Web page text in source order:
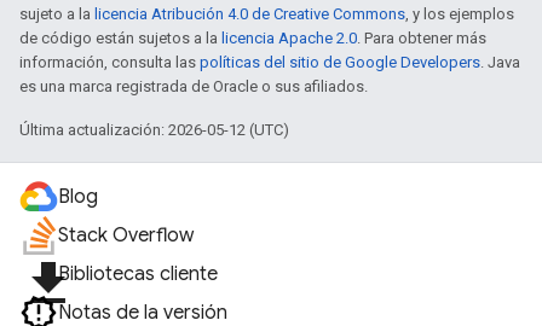
sujeto a la licencia Atribución 4.0 de Creative Commons, y los ejemplos
de código están sujetos a la licencia Apache 2.0. Para obtener más
información, consulta las políticas del sitio de Google Developers. Java
es una marca registrada de Oracle o sus afiliados.
Última actualización: 2026-05-12 (UTC)
Blog
Stack Overflow
file_downloadBibliotecas cliente
Notas de la versión